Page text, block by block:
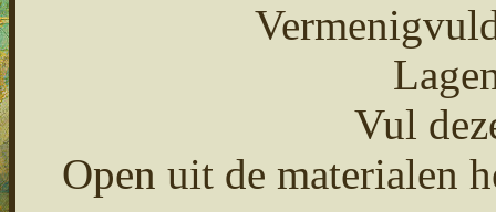
Vul
Open uit de materialen